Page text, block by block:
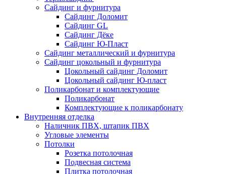
Сайдинг и фурнитура
Сайдинг Доломит
Сайдинг GL
Сайдинг Дёке
Сайдинг Ю-Пласт
Сайдинг металлический и фурнитура
Сайдинг цокольный и фурнитура
Цокольный сайдинг Доломит
Цокольный сайдинг Ю-пласт
Поликарбонат и комплектующие
Поликарбонат
Комплектующие к поликарбонату
Внутренняя отделка
Наличник ПВХ, штапик ПВХ
Угловые элементы
Потолки
Розетка потолочная
Подвесная система
Плитка потолочная